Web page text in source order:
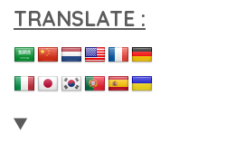
TRANSLATE :